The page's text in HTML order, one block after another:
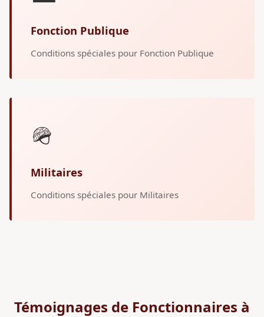
Fonction Publique
Conditions spéciales pour Fonction Publique
🪖
Militaires
Conditions spéciales pour Militaires
Témoignages de Fonctionnaires à